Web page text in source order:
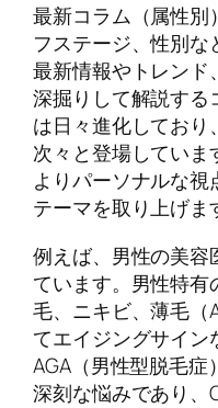
最新コラム（属性別
フステージ、性別
最新情報やトレンド
深掘りして解説する
は日々進化してお
次々と登場していま
よりパーソナルな
テーマを取り上げま
例えば、男性の美容
ています。男性特
毛、ニキビ、薄毛（
てエイジングサイ
AGA（男性型脱毛
深刻な悩みであり、